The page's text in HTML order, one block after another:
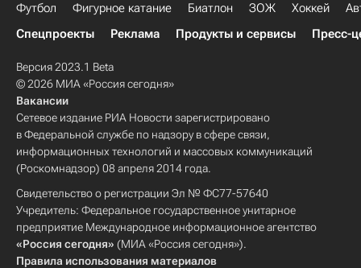
Футбол Фигурное катание Биатлон ЗОЖ Хоккей
Спецпроекты
Реклама Продукты и сервисы Пресс-
Версия 2023.1 Beta
© 2026 МИА «Россия сегодня»
Вакансии
Сетевое издание РИА Новости зарегистрировано
в Федеральной службе по надзору в сфере связи,
информационных технологий и массовых коммуникаций
(Роскомнадзор) 08 апреля 2014 года.
Свидетельство о регистрации Эл № ФС77-57640
Учредитель: Федеральное государственное унитарное
предприятие Международное информационное агентство
«Россия сегодня» (МИА «Россия сегодня»).
Правила использования материалов